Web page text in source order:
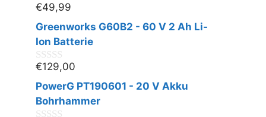
0
v
o
n
€49,99
Greenworks G60B2 - 60 V 2 Ah Li-
Ion Batterie
0
v
o
n
€129,00
PowerG PT190601 - 20 V Akku
Bohrhammer